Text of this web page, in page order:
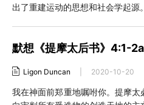
出了重建运动的思想和社会学起源。
默想《提摩太后书》4:1-2a
Ligon Duncan 2020-10-20
我在神面前郑重地嘱咐你。提摩太